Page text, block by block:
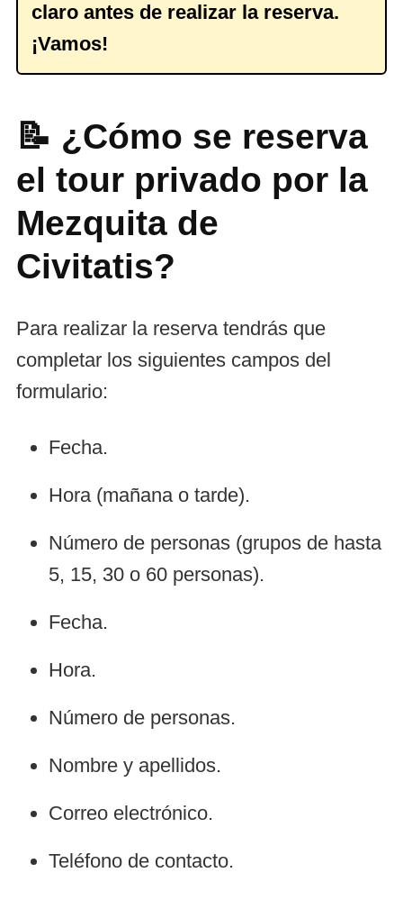
claro antes de realizar la reserva.
¡Vamos!
📝 ¿Cómo se reserva
el tour privado por la
Mezquita de
Civitatis?
Para realizar la reserva tendrás que
completar los siguientes campos del
formulario:
Fecha.
Hora (mañana o tarde).
Número de personas (grupos de hasta
5, 15, 30 o 60 personas).
Fecha.
Hora.
Número de personas.
Nombre y apellidos.
Correo electrónico.
Teléfono de contacto.